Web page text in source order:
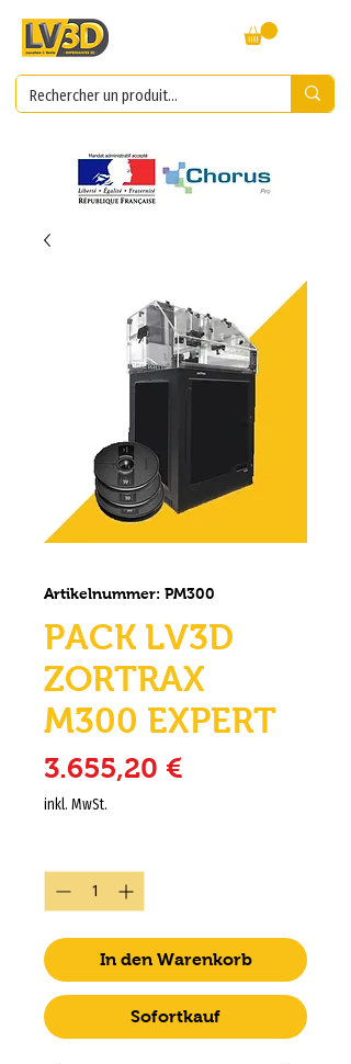
Artikelnummer: PM300
PACK LV3D
ZORTRAX
M300 EXPERT
3.655,20 €
inkl. MwSt.
In den Warenkorb
Sofortkauf